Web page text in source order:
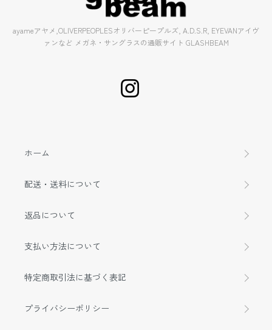
ayameアヤメ,OLIVERPEOPLESオリバーピープルズ, A.D.S.R, EYEVANアイヴ
ァンなど メガネ・サングラスの通販サイト GLASHBEAM
ホーム
配送・送料について
返品について
支払い方法について
特定商取引法に基づく表記
プライバシーポリシー